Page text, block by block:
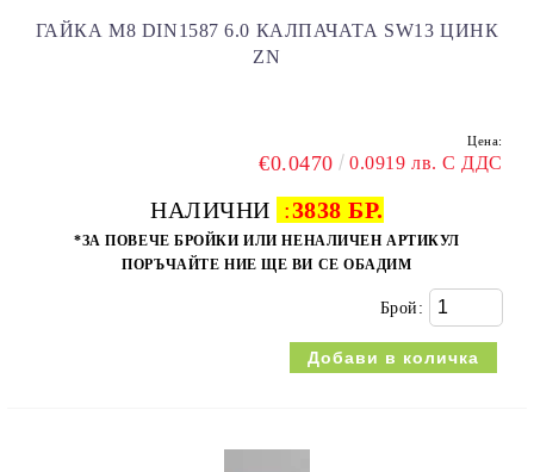
ГАЙКА M8 DIN1587 6.0 КАЛПАЧАТА SW13 ЦИНК
ZN
Цена:
€0.0470 0.0919 лв. С ДДС
НАЛИЧНИ :3838 БР.
*ЗА ПОВЕЧЕ БРОЙКИ ИЛИ НЕНАЛИЧЕН АРТИКУЛ
ПОРЪЧАЙТЕ НИЕ ЩЕ ВИ СЕ ОБАДИМ
Брой: